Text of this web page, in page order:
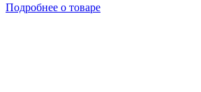
Подробнее о товаре